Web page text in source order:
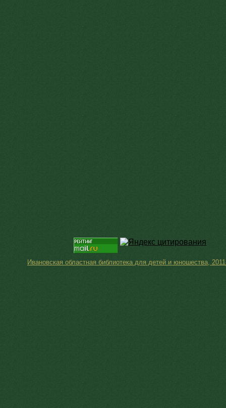
Ивановская областная библиотека для детей и юношества,